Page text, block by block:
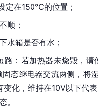
定在150℃的位置；
顺；
水箱是否有水；
路 ：若加热器未烧毁，
态继电器交流两侧，将
化，维持在10V以下代
。